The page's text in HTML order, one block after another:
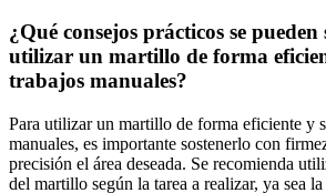
¿Qué consejos prácticos se
utilizar un martillo de forma
trabajos manuales?
Para utilizar un martillo de forma eficiente y
manuales, es importante sostenerlo con
precisión el área deseada. Se recomienda
del martillo según la tarea a realizar, ya sea